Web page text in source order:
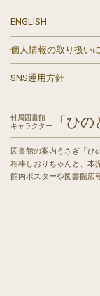
ENGLISH
個人情報の取り扱い
SNS運用方針
付属図書館
キャラクター
「ひの
図書館の案内うさぎ「ひ
相棒しおりちゃんと、本
館内ポスターや図書館広